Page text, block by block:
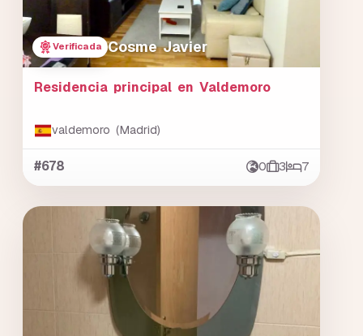
Verificada Cosme Javier
Residencia principal en Valdemoro
valdemoro (Madrid)
#678 0 3 7